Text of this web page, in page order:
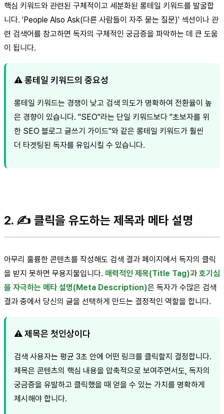
핵심 키워드와 관련된 구체적이고 세분화된 롱테일 키워드를 발굴합
니다. 'People Also Ask(다른 사람들이 자주 묻는 질문)' 섹션이나 관
련 검색어를 참고하면 독자의 구체적인 궁금증을 파악하는 데 큰 도움
이 됩니다.
⚠️ 롱테일 키워드의 중요성
롱테일 키워드는 경쟁이 낮고 검색 의도가 명확하여 전환율이 높
은 경향이 있습니다. "SEO"라는 단일 키워드보다 "초보자를 위
한 SEO 블로그 글쓰기 가이드"와 같은 롱테일 키워드가 훨씬
더 타겟팅된 독자를 유입시킬 수 있습니다.
2. ✍️ 클릭을 유도하는 제목과 메타 설명
아무리 훌륭한 콘텐츠를 작성해도 검색 결과 페이지에서 독자의 클릭
을 받지 못하면 무용지물입니다. 매력적인 제목(Title Tag)과호기심
을 자극하는 메타 설명(Meta Description)은 독자가 수많은 검색
결과 중에서 당신의 글을 선택하게 만드는 결정적인 역할을 합니다.
⚠️ 제목은 첫인상이다
검색 사용자는 평균 3초 안에 어떤 링크를 클릭할지 결정합니다.
제목은 콘텐츠의 핵심 내용을 압축적으로 보여주면서도, 독자의
궁금증을 유발하고 클릭했을 때 얻을 수 있는 가치를 명확하게
제시해야 합니다.